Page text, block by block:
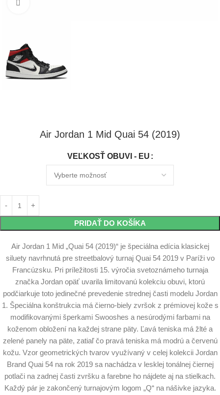
Air Jordan 1 Mid Quai 54 (2019)
VEĽKOSŤ OBUVI - EU
PRIDAŤ DO KOŠÍKA
Air Jordan 1 Mid „Quai 54 (2019)“ je špeciálna edícia klasickej
siluety navrhnutá pre streetbalový turnaj Quai 54 2019 v Paríži vo
Francúzsku. Pri príležitosti 15. výročia svetoznámeho turnaja
značka Jordan opäť uvarila limitovanú kolekciu obuvi, ktorú
podčiarkuje toto jedinečné prevedenie strednej časti modelu Jordan
1. Špeciálna konštrukcia má čierno-biely zvršok z prémiovej kože s
modifikovanými šperkami Swooshes a nesúrodými farbami na
koženom obložení na každej strane päty. Ľavá teniska má žlté a
zelené panely na päte, zatiaľ čo pravá teniska má modrú a červenú
kožu. Vzor geometrických tvarov využívaný v celej kolekcii Jordan
Brand Quai 54 na rok 2019 sa nachádza v lesklej tonálnej čiernej
potlači na zadnej časti zvršku a farebne ho nájdete aj na stielkach.
Každý pár je zakončený turnajovým logom „Q“ na nášivke jazyka.